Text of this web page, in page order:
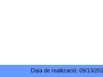
Data de realització: 09/13/